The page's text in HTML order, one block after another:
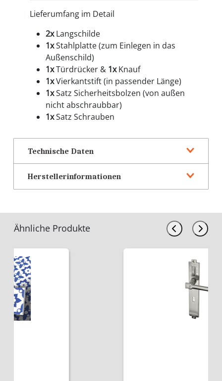
Lieferumfang im Detail
2xLangschilde
1xStahlplatte (zum Einlegen in das
Außenschild)
1xTürdrücker & 1xKnauf
1xVierkantstift (in passender Länge)
1xSatz Sicherheitsbolzen (von außen
nicht abschraubbar)
1xSatz Schrauben
Technische Daten
Herstellerinformationen
Ähnliche Produkte